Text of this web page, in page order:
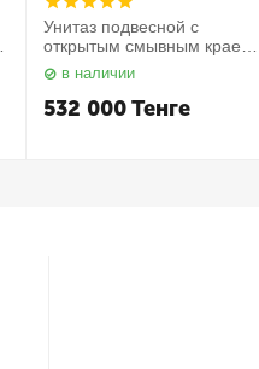
Унитаз подвесной с
открытым смывным краем в
комплекте с сиденьем
Subway 2.0 5614 R2 01
Villeroy&Boch
в наличии
532 000Тенге